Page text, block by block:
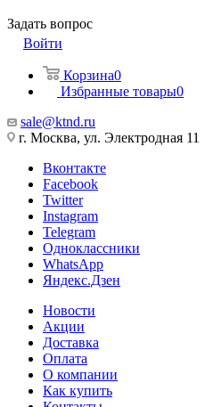
Задать вопрос
Войти
Корзина0
Избранные товары0
sale@ktnd.ru
г. Москва, ул. Электродная 11
Вконтакте
Facebook
Twitter
Instagram
Telegram
Одноклассники
WhatsApp
Яндекс.Дзен
Новости
Акции
Доставка
Оплата
О компании
Как купить